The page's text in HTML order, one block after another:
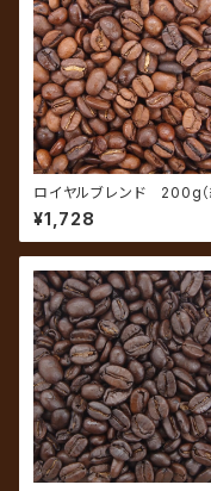
ロイヤルブレンド 200g（
杯分）
¥1,728